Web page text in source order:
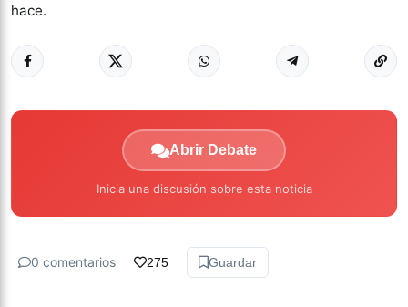
hace.
Abrir Debate
Inicia una discusión sobre esta noticia
0 comentarios 275 Guardar